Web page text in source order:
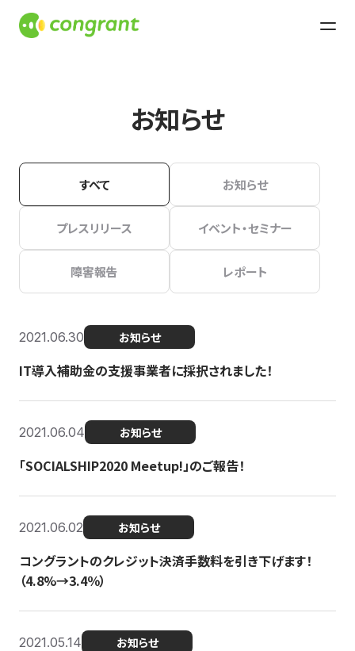
お知らせ
すべて お知らせ
プレスリリース イベント・セミナー
障害報告 レポート
2021.06.30 お知らせ
IT導入補助金の支援事業者に採択されました！
2021.06.04 お知らせ
「SOCIALSHIP2020 Meetup!」のご報告！
2021.06.02 お知らせ
コングラントのクレジット決済手数料を引き下げます！
（4.8%→3.4％）
2021.05.14 お知らせ